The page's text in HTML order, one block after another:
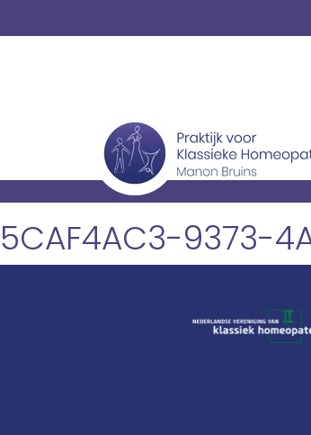
5CAF4AC3-9373-